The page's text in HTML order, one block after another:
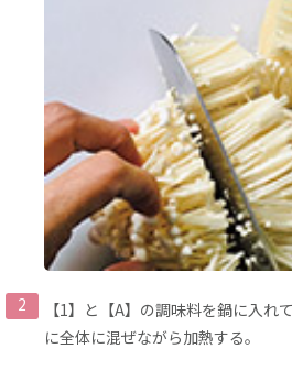
【1】と【A】の調味料を鍋に入れ
に全体に混ぜながら加熱する。